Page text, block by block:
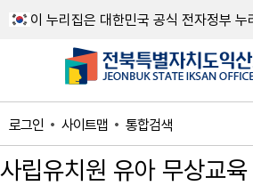
이 누리집은 대한민국 공식 전자정부 누
로그인 사이트맵 통합검색
사립유치원 유아 무상교육